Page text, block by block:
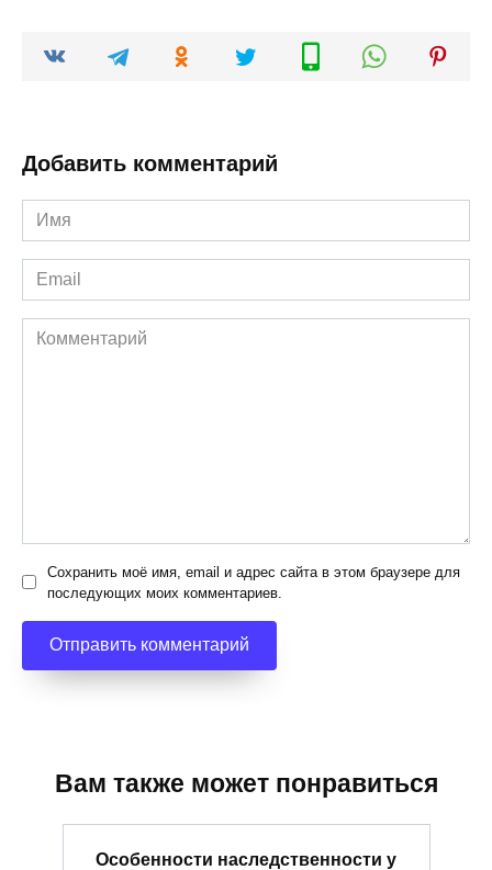
Добавить комментарий
Имя
*
Email
*
Комментарий
Сохранить моё имя, email и адрес сайта в этом браузере для
последующих моих комментариев.
Вам также может понравиться
Особенности наследственности у